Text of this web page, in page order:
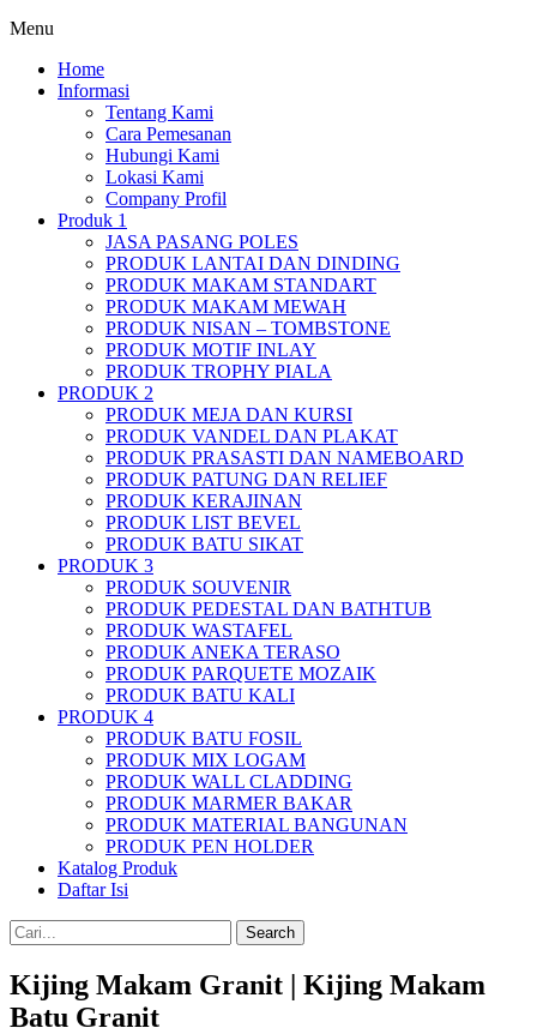
Menu
Home
Informasi
Tentang Kami
Cara Pemesanan
Hubungi Kami
Lokasi Kami
Company Profil
Produk 1
JASA PASANG POLES
PRODUK LANTAI DAN DINDING
PRODUK MAKAM STANDART
PRODUK MAKAM MEWAH
PRODUK NISAN – TOMBSTONE
PRODUK MOTIF INLAY
PRODUK TROPHY PIALA
PRODUK 2
PRODUK MEJA DAN KURSI
PRODUK VANDEL DAN PLAKAT
PRODUK PRASASTI DAN NAMEBOARD
PRODUK PATUNG DAN RELIEF
PRODUK KERAJINAN
PRODUK LIST BEVEL
PRODUK BATU SIKAT
PRODUK 3
PRODUK SOUVENIR
PRODUK PEDESTAL DAN BATHTUB
PRODUK WASTAFEL
PRODUK ANEKA TERASO
PRODUK PARQUETE MOZAIK
PRODUK BATU KALI
PRODUK 4
PRODUK BATU FOSIL
PRODUK MIX LOGAM
PRODUK WALL CLADDING
PRODUK MARMER BAKAR
PRODUK MATERIAL BANGUNAN
PRODUK PEN HOLDER
Katalog Produk
Daftar Isi
Search
Kijing Makam Granit | Kijing Makam
Batu Granit